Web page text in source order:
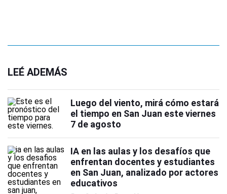
LEÉ ADEMÁS
Luego del viento, mirá cómo estará
el tiempo en San Juan este viernes
7 de agosto
IA en las aulas y los desafíos que
enfrentan docentes y estudiantes
en San Juan, analizado por actores
educativos